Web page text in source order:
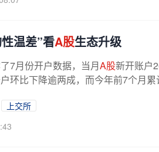
温差”看A股生态升级
7月份开户数据，当月A股新开账户
环比下降逾两成，而今年前7个月
上交所